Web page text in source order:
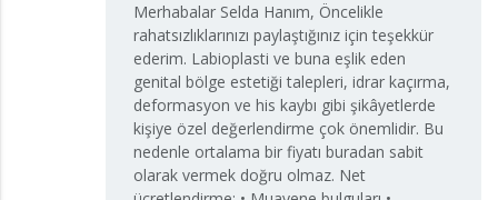
Merhabalar Selda Hanım, Öncelikle
rahatsızlıklarınızı paylaştığınız için teşekkür
ederim. Labioplasti ve buna eşlik eden
genital bölge estetiği talepleri, idrar kaçırma,
deformasyon ve his kaybı gibi şikâyetlerde
kişiye özel değerlendirme çok önemlidir. Bu
nedenle ortalama bir fiyatı buradan sabit
olarak vermek doğru olmaz. Net